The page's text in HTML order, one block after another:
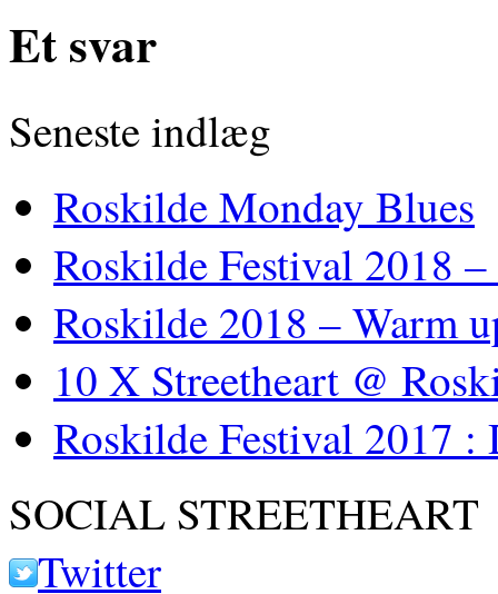
Et svar
Seneste indlæg
Roskilde Monday Blues
Roskilde Festival 2018
Roskilde 2018 – Warm
10 X Streetheart @
Roskilde Festival 2017 :
SOCIAL STREETHEART
Twitter